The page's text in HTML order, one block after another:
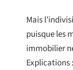
Mais
puisque les
immobilier
Explications